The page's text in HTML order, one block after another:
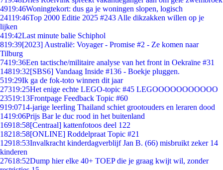
4919:46Woningtekort: dus ga je woningen slopen, logisch
24119:46Top 2000 Editie 2025 #243 Alle dikzakken willen op je
lijken
419:42Last minute balie Schiphol
819:39[2023] Australië: Voyager - Promise #2 - Ze komen naar
Tilburg
7419:36Een tactische/militaire analyse van het front in Oekraïne #31
14819:32[SBS6] Vandaag Inside #136 - Boekje pluggen.
519:29Ik ga de fok-toto winnen dit jaar
27319:25Het enige echte LEGO-topic #45 LEGOOOOOOOOOOO
23519:13Frontpage Feedback Topic #60
919:0714-jarige leerling Thailand schiet grootouders en leraren dood
1419:06Prijs Bar le duc rood in het buitenland
16918:58[Centraal] kattenfotoos deel 122
18218:58[ONLINE] Roddelpraat Topic #21
12918:53Invalkracht kinderdagverblijf Jan B. (66) misbruikt zeker 14
kinderen
27618:52Dump hier elke 40+ TOEP die je graag kwijt wil, zonder